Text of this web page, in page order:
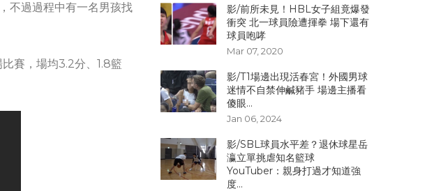
不過過程中有一名男孩找
賽，場均3.2分、1.8籃
影/前所未見！HBL女子組竟爆發
衝突 北一球員險遭揮拳 場下還有
球員咆哮
Mar 07, 2020
影/T1場邊出現活春宮！外國男球
迷情不自禁伸鹹豬手 場邊主播看
傻眼...
Jan 06, 2024
影/SBL球員水平差？退休球星岳
瀛立單挑虐知名籃球
YouTuber：親身打過才知道強
度...